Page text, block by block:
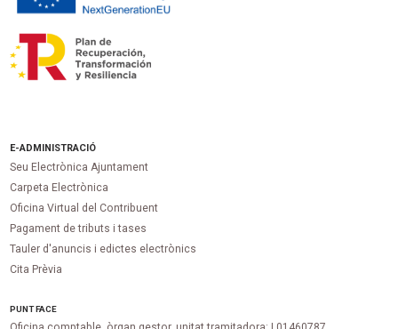
E-ADMINISTRACIÓ
Seu Electrònica Ajuntament
Carpeta Electrònica
Oficina Virtual del Contribuent
Pagament de tributs i tases
Tauler d'anuncis i edictes electrònics
Cita Prèvia
PUNTFACE